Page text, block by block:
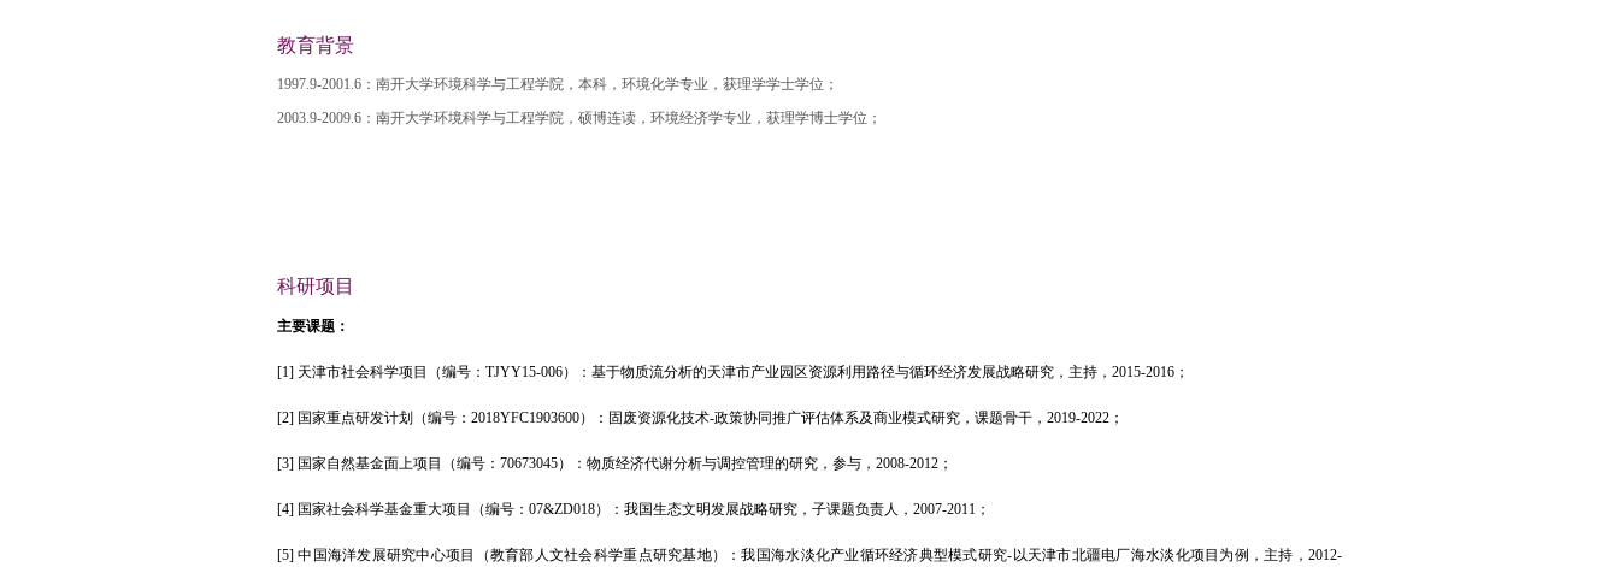
教育背景
1997.9-2001.6：南开大学环境科学与工程学院，本科，环境化学专业，获理学学士学位；
2003.9-2009.6：南开大学环境科学与工程学院，硕博连读，环境经济学专业，获理学博士学位；
科研项目
主要课题：
[1] 天津市社会科学项目（编号： TJYY15-006）： 基于物质流分析的天津市产业园区资源利用路径与循环经济发展战略研究，主持， 2015-2016 ；
[2] 国家重点研发计划（编号： 2018YFC1903600）：固废资源化技术-政策协同推广评估体系及商业模式研究，课题骨干， 2019-2022 ；
[3] 国家自然基金面上项目（编号： 70673045）：物质经济代谢分析与调控管理的研究，参与， 2008-2012 ；
[4] 国家社会科学基金重大项目（编号： 07&ZD018）：我国生态文明发展战略研究，子课题负责人， 2007-2011 ；
[5]中国海洋发展研究中心项目（教育部人文社会科学重点研究基地）：我国海水淡化产业循环经济典型模式研究- 以天津市北疆电厂海水淡化项目为例 ，主持，2012-